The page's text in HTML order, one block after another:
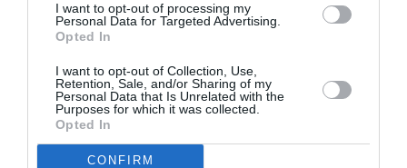
I want to opt-out of processing my
Personal Data for Targeted Advertising.
Opted In
I want to opt-out of Collection, Use,
Retention, Sale, and/or Sharing of my
Personal Data that Is Unrelated with the
Purposes for which it was collected.
Opted In
CONFIRM
investigăm zona de captare – a explicat Silvano
Monarca, fost profesor titular de Igienă și medicină
preventivă la Universitatea din Perugia –. Cu
siguranță prezența reziduurilor în apa de izvor poate
duce la ipoteza prezenței unor
îndepărtate care folosesc din abundență